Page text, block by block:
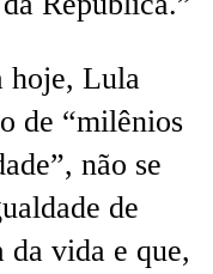
hoje, Lula
de “milênios
não se
de
da vida e que,